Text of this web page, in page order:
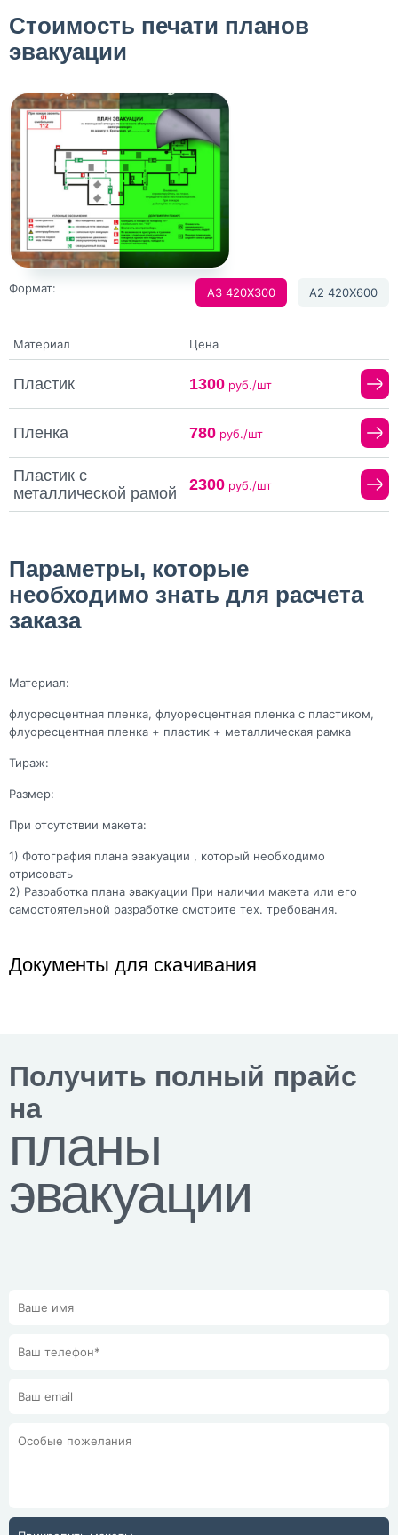
Стоимость печати планов
эвакуации
Формат: А3 420Х300 А2 420Х600
Материал Цена
Пластик 1300руб./шт
Пленка 780руб./шт
Пластик с
металлической рамой
2300руб./шт
Параметры, которые
необходимо знать для расчета
заказа
Материал:
флуоресцентная пленка, флуоресцентная пленка с пластиком,
флуоресцентная пленка + пластик + металлическая рамка
Тираж:
Размер:
При отсутствии макета:
1) Фотография плана эвакуации , который необходимо
отрисовать
2) Разработка плана эвакуации При наличии макета или его
самостоятельной разработке смотрите тех. требования.
Документы для скачивания
Получить полный прайс
на
планы
эвакуации